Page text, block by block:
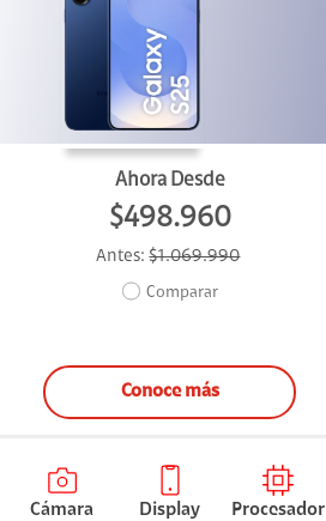
Ahora Desde
$498.960
Antes:$1.069.990
Comparar
Conoce más
Cámara Display Procesador